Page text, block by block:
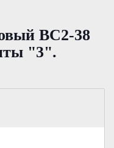
ВС2-38
"3".